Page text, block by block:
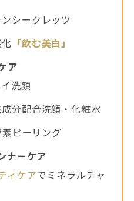
シークレッツ
「飲む美白」
ア
洗顔
分配合洗顔・化粧水
素ピーリング
ナーケア
ィケアでミネラルチャ